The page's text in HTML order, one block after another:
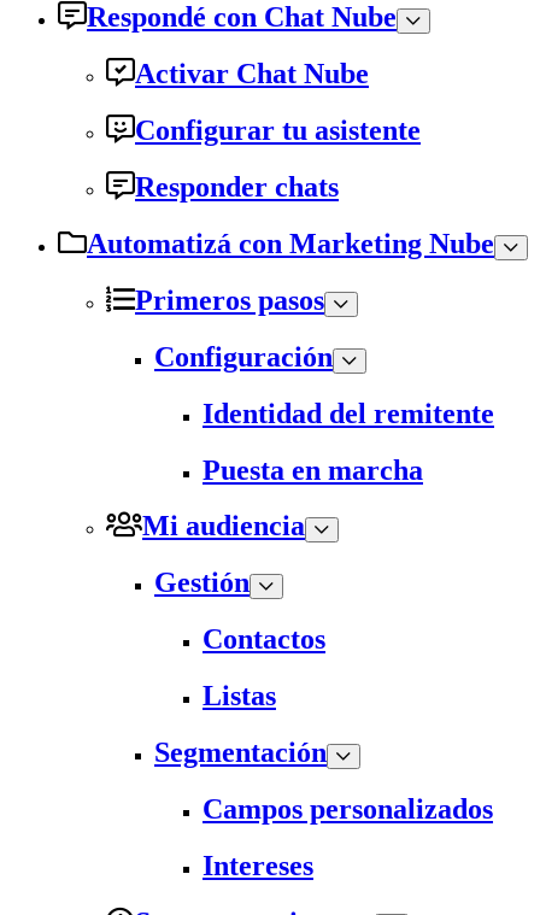
Respondé con Chat Nube
Activar Chat Nube
Configurar tu asistente
Responder chats
Automatizá con Marketing Nube
Primeros pasos
Configuración
Identidad del remitente
Puesta en marcha
Mi audiencia
Gestión
Contactos
Listas
Segmentación
Campos personalizados
Intereses